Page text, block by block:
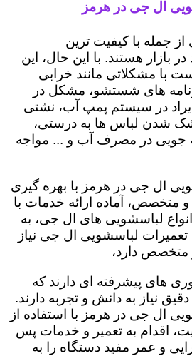
ال جی در هرمز
جمله با کیفیت ترین
بازار هستند. با این حال، این
با مشکلاتی مانند خرابی
های شستشو، مشکل در
در سیستم پمپ آب، نشتی
شدن لباس ها به درستی،
در مصرف آب و ... مواجه
ال جی در هرمز با بهره گیری
متخصص، آماده ارائه خدمات با
لباسشویی های ال جی، به
لباسشویی ال جی نیاز
متخصص دارد،
های پیشرفته ای دارند که
نیاز به دانش و تجربه دارند.
ال جی در هرمز با استفاده از
اقدام به تعمیر و خدمات پس
و عمر مفید دستگاه را به